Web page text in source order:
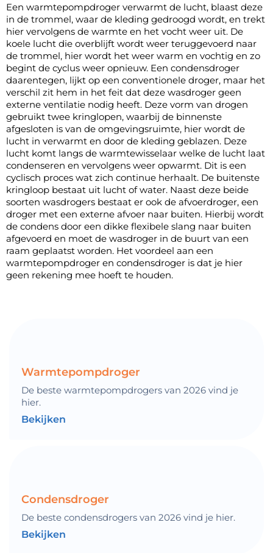
Een warmtepompdroger verwarmt de lucht, blaast deze
in de trommel, waar de kleding gedroogd wordt, en trekt
hier vervolgens de warmte en het vocht weer uit. De
koele lucht die overblijft wordt weer teruggevoerd naar
de trommel, hier wordt het weer warm en vochtig en zo
begint de cyclus weer opnieuw. Een condensdroger
daarentegen, lijkt op een conventionele droger, maar het
verschil zit hem in het feit dat deze wasdroger geen
externe ventilatie nodig heeft. Deze vorm van drogen
gebruikt twee kringlopen, waarbij de binnenste
afgesloten is van de omgevingsruimte, hier wordt de
lucht in verwarmt en door de kleding geblazen. Deze
lucht komt langs de warmtewisselaar welke de lucht laat
condenseren en vervolgens weer opwarmt. Dit is een
cyclisch proces wat zich continue herhaalt. De buitenste
kringloop bestaat uit lucht of water. Naast deze beide
soorten wasdrogers bestaat er ook de afvoerdroger, een
droger met een externe afvoer naar buiten. Hierbij wordt
de condens door een dikke flexibele slang naar buiten
afgevoerd en moet de wasdroger in de buurt van een
raam geplaatst worden. Het voordeel aan een
warmtepompdroger en condensdroger is dat je hier
geen rekening mee hoeft te houden.
Warmtepompdroger
De beste warmtepompdrogers van 2026 vind je
hier.
Bekijken
Condensdroger
De beste condensdrogers van 2026 vind je hier.
Bekijken